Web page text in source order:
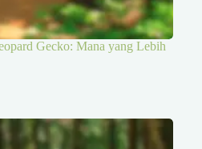
Gecko: Mana yang Lebih